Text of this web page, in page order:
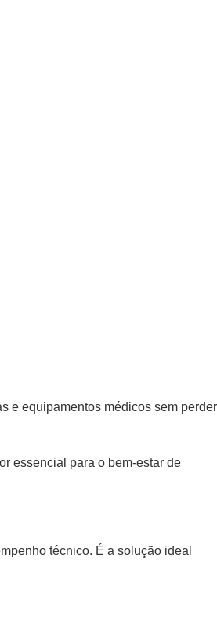
e equipamentos médicos sem perder
essencial para o bem-estar de
técnico. É a solução ideal